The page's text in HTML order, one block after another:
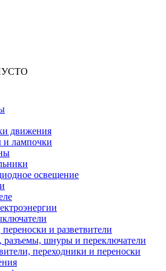
движения
лампочки
освещение
и разветвители
разъемы, шнуры и переключатели
переходники и переноски